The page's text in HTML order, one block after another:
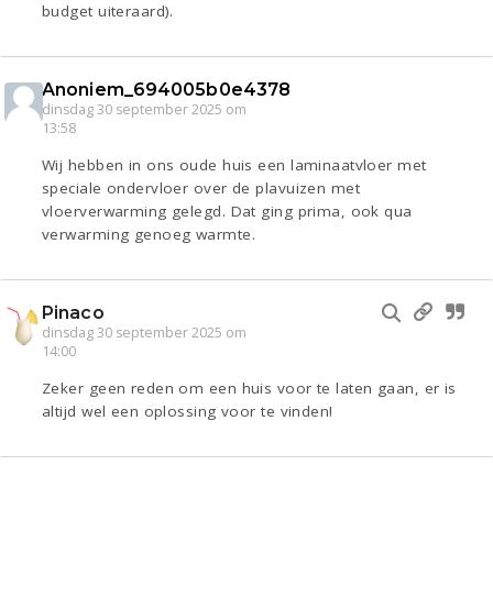
budget uiteraard).
Anoniem_694005b0e4378
dinsdag 30 september 2025 om
13:58
Wij hebben in ons oude huis een laminaatvloer met
speciale ondervloer over de plavuizen met
vloerverwarming gelegd. Dat ging prima, ook qua
verwarming genoeg warmte.
Pinaco
dinsdag 30 september 2025 om
14:00
Zeker geen reden om een huis voor te laten gaan, er is
altijd wel een oplossing voor te vinden!